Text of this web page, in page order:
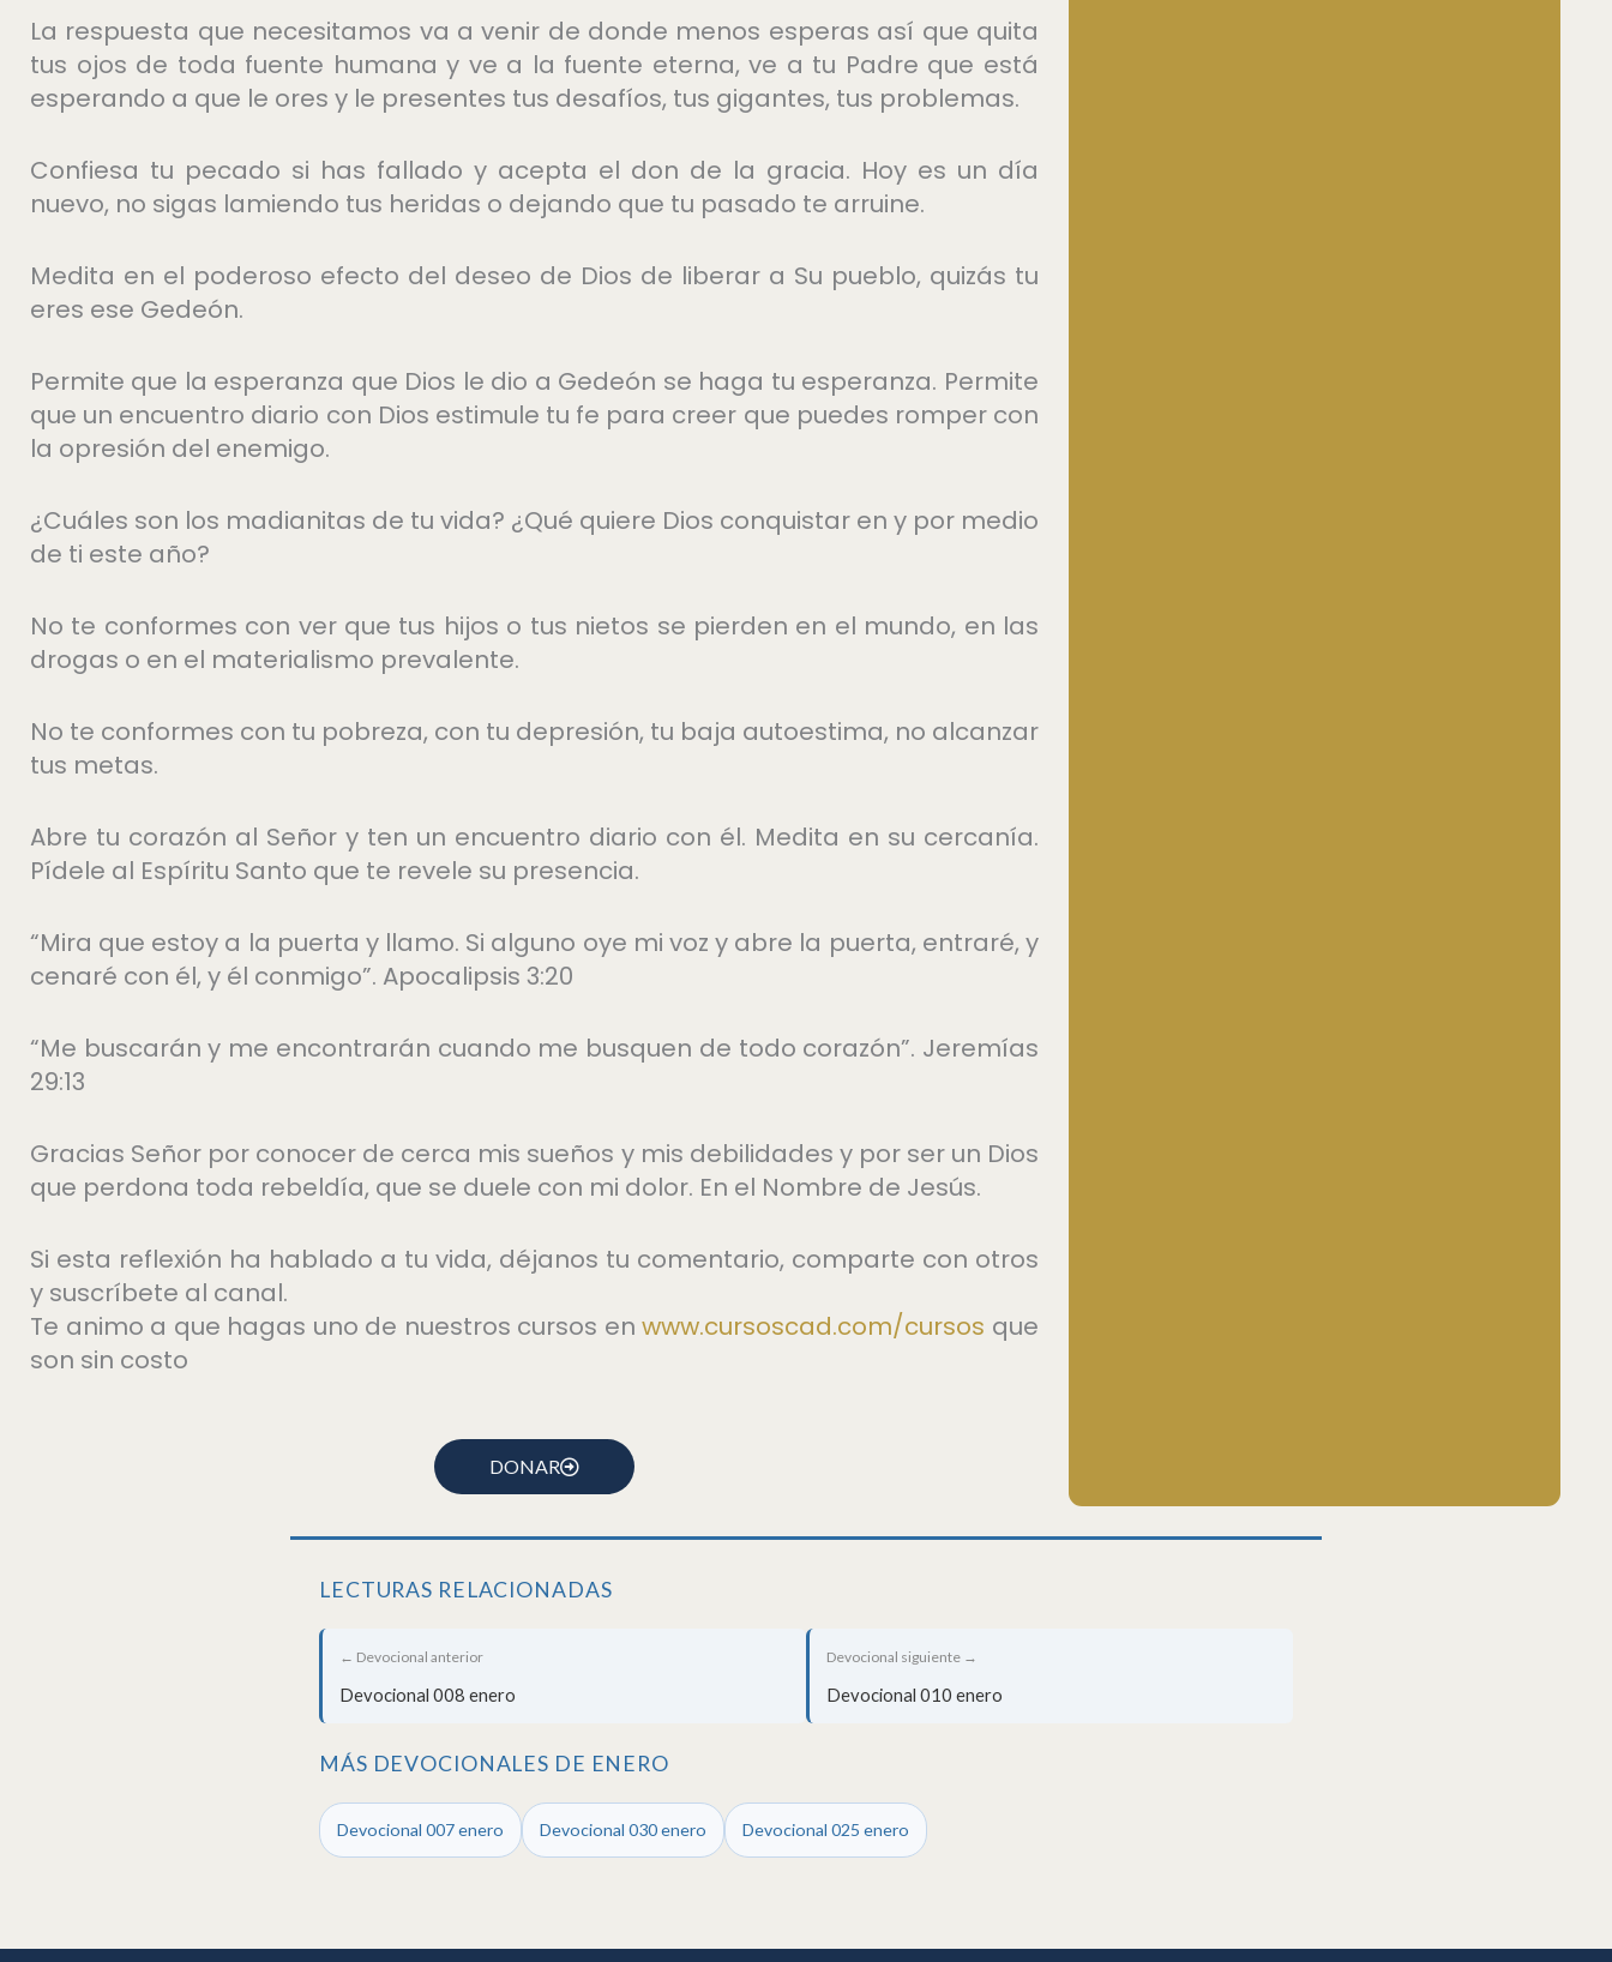
La respuesta que necesitamos va a venir de donde menos esperas así que quita
tus ojos de toda fuente humana y ve a la fuente eterna, ve a tu Padre que está
esperando a que le ores y le presentes tus desafíos, tus gigantes, tus problemas.
Confiesa tu pecado si has fallado y acepta el don de la gracia. Hoy es un día
nuevo, no sigas lamiendo tus heridas o dejando que tu pasado te arruine.
Medita en el poderoso efecto del deseo de Dios de liberar a Su pueblo, quizás tu
eres ese Gedeón.
Permite que la esperanza que Dios le dio a Gedeón se haga tu esperanza. Permite
que un encuentro diario con Dios estimule tu fe para creer que puedes romper con
la opresión del enemigo.
¿Cuáles son los madianitas de tu vida? ¿Qué quiere Dios conquistar en y por medio
de ti este año?
No te conformes con ver que tus hijos o tus nietos se pierden en el mundo, en las
drogas o en el materialismo prevalente.
No te conformes con tu pobreza, con tu depresión, tu baja autoestima, no alcanzar
tus metas.
Abre tu corazón al Señor y ten un encuentro diario con él. Medita en su cercanía.
Pídele al Espíritu Santo que te revele su presencia.
“Mira que estoy a la puerta y llamo. Si alguno oye mi voz y abre la puerta, entraré, y
cenaré con él, y él conmigo”. Apocalipsis 3:20
“Me buscarán y me encontrarán cuando me busquen de todo corazón”. Jeremías
29:13
Gracias Señor por conocer de cerca mis sueños y mis debilidades y por ser un Dios
que perdona toda rebeldía, que se duele con mi dolor. En el Nombre de Jesús.
Si esta reflexión ha hablado a tu vida, déjanos tu comentario, comparte con otros
y suscríbete al canal.
Te animo a que hagas uno de nuestros cursos en⁠www.cursoscad.com/cursos ⁠ que
son sin costo
DONAR
LECTURAS RELACIONADAS
← Devocional anterior
Devocional 008 enero
Devocional siguiente →
Devocional 010 enero
MÁS DEVOCIONALES DE ENERO
Devocional 007 enero Devocional 030 enero Devocional 025 enero